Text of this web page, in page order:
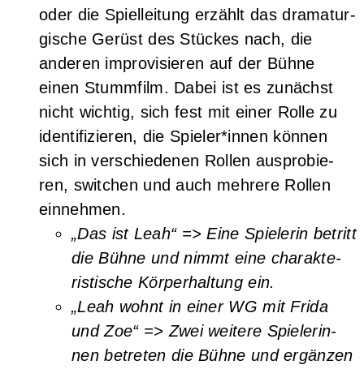
oder die Spiel­lei­tung erzählt das dra­ma­tur­
gi­sche Gerüst des Stü­ckes nach, die
ande­ren impro­vi­sie­ren auf der Büh­ne
einen Stumm­film. Dabei ist es zunächst
nicht wich­tig, sich fest mit einer Rol­le zu
iden­ti­fi­zie­ren, die Spieler*innen kön­nen
sich in ver­schie­de­nen Rol­len aus­pro­bie­
ren, swit­chen und auch meh­re­re Rol­len
einnehmen.
„Das ist Leah“ => Eine Spie­le­rin betritt
die Büh­ne und nimmt eine cha­rak­te­
ris­ti­sche Kör­per­hal­tung ein.
„Leah wohnt in einer WG mit Fri­da
und Zoe“ => Zwei wei­te­re Spie­le­rin­
nen betre­ten die Büh­ne und ergän­zen